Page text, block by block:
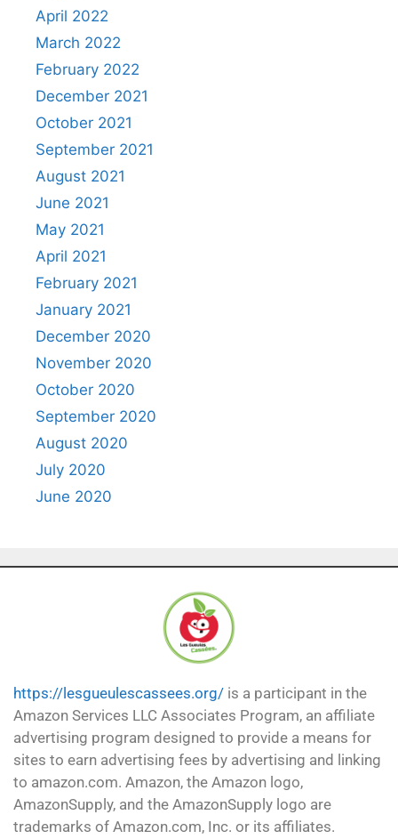
April 2022
March 2022
February 2022
December 2021
October 2021
September 2021
August 2021
June 2021
May 2021
April 2021
February 2021
January 2021
December 2020
November 2020
October 2020
September 2020
August 2020
July 2020
June 2020
https://lesgueulescassees.org/ is a participant in the
Amazon Services LLC Associates Program, an affiliate
advertising program designed to provide a means for
sites to earn advertising fees by advertising and linking
to amazon.com. Amazon, the Amazon logo,
AmazonSupply, and the AmazonSupply logo are
trademarks of Amazon.com, Inc. or its affiliates.